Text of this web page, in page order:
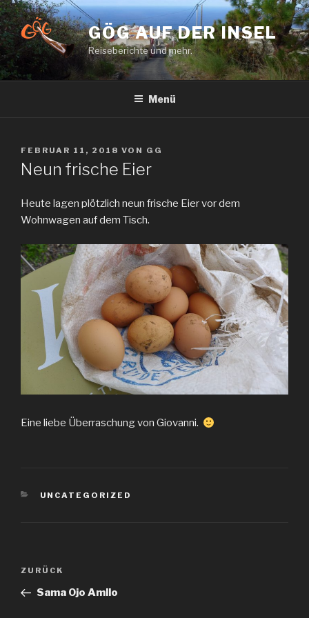
Zum
Inhalt
springen
GÖG AUF DER INSEL
Reiseberichte und mehr.
Menü
VERÖFFENTLICHT
AM
FEBRUAR 11, 2018 VON GG
Neun frische Eier
Heute lagen plötzlich neun frische Eier vor dem
Wohnwagen auf dem Tisch.
Eine liebe Überraschung von Giovanni.
KATEGORIEN
UNCATEGORIZED
Beitragsnavigation
Vorheriger
Beitrag
ZURÜCK
Sama Ojo Amllo